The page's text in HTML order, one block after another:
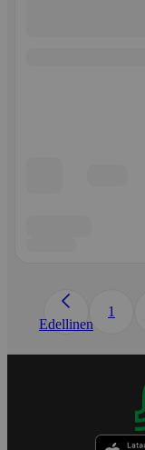
Edellinen
1